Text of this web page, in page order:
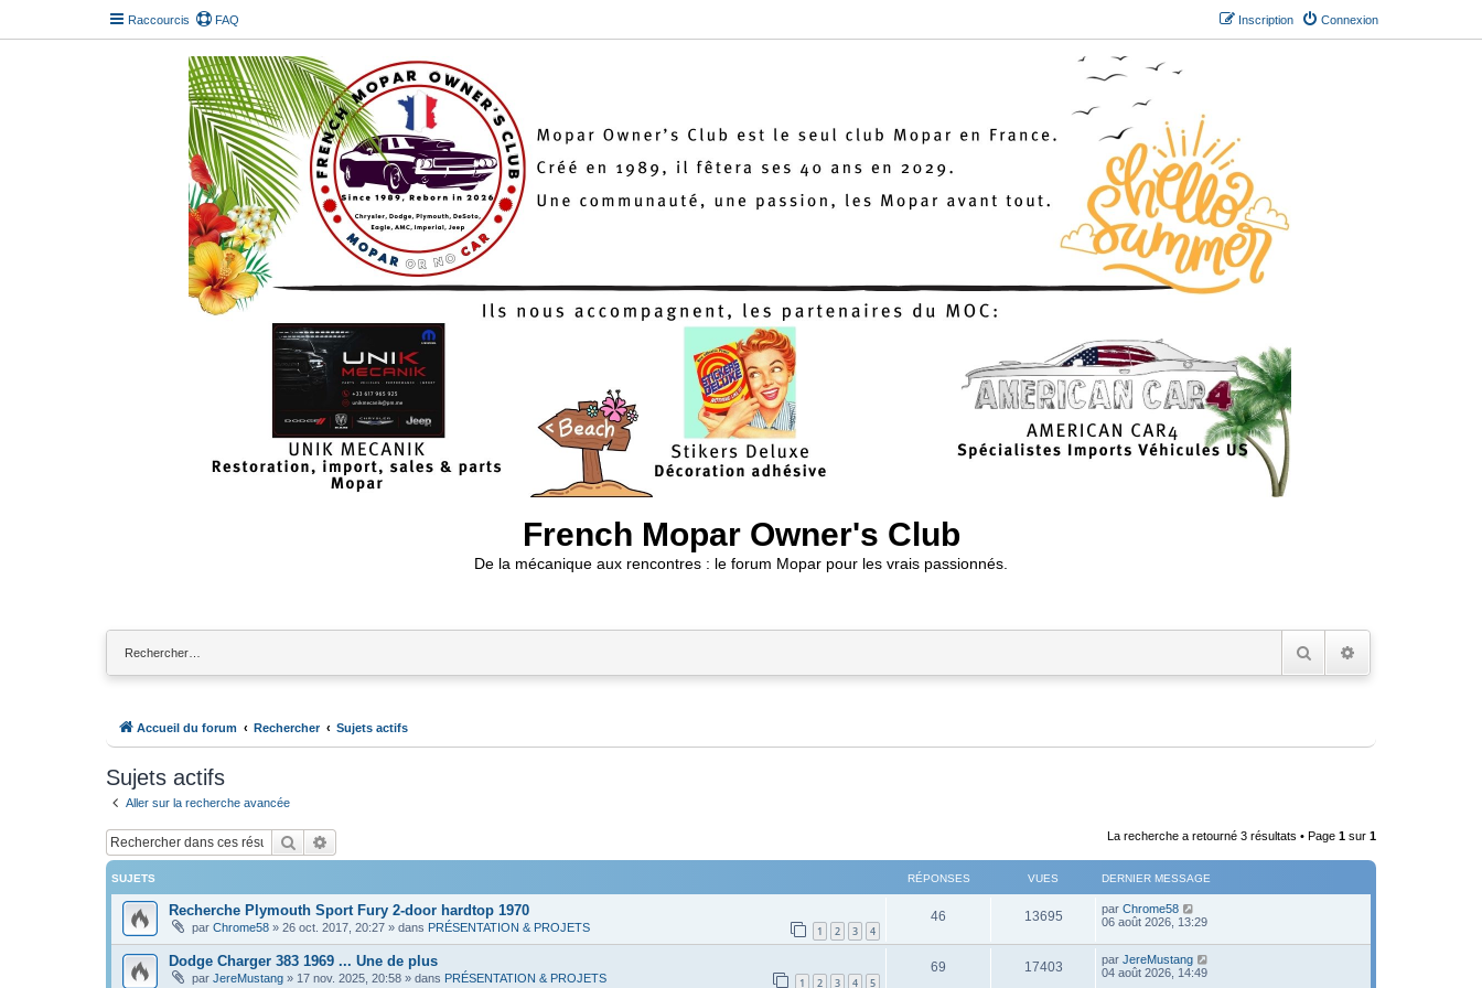
Raccourcis FAQ Connexion
Inscription
French Mopar Owner's Club
De la mécanique aux rencontres : le forum Mopar pour les vrais passionnés.
RechercherRecherche avancée
Accueil du forum Rechercher Sujets actifs
Sujets actifs
Aller sur la recherche avancée
Rechercher La recherche a retourné 3 résultats • Page 1 sur 1
SUJETS RÉPONSES VUES DERNIER MESSAGE
Recherche Plymouth Sport Fury 2-door hardtop 1970
par Chrome58 » 26 oct. 2017, 20:27 » dans PRÉSENTATION & PROJETS 1 2 3 4
46
é
13695V
u
e
D
e
n
i
e
par Chrome58
06 août 2026, 13:29
Dodge Charger 383 1969 ... Une de plus
par JereMustang » 17 nov. 2025, 20:58 » dans PRÉSENTATION & PROJETS 1 2 3 4 5
69 17403V
D
e
par JereMustang
04 août 2026, 14:49